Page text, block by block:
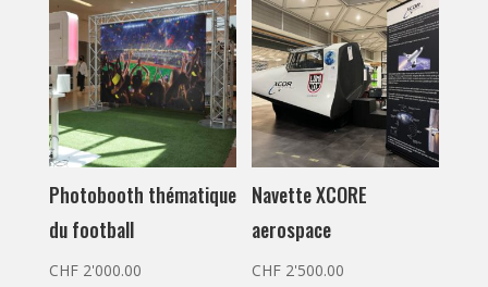
Photobooth thématique
du football
CHF2'000.00
Navette XCORE
aerospace
CHF 2'500.00